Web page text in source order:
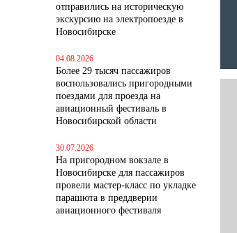
отправились на историческую
экскурсию на электропоезде в
Новосибирске
04.08.2026
Более 29 тысяч пассажиров
воспользовались пригородными
поездами для проезда на
авиационный фестиваль в
Новосибирской области
30.07.2026
На пригородном вокзале в
Новосибирске для пассажиров
провели мастер-класс по укладке
парашюта в преддверии
авиационного фестиваля